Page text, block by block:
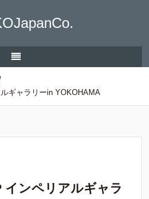
ギャラリーin YOKOHAMA
インペリアルギャラ